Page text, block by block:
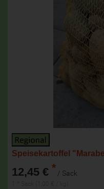
12,45 € * / Sack